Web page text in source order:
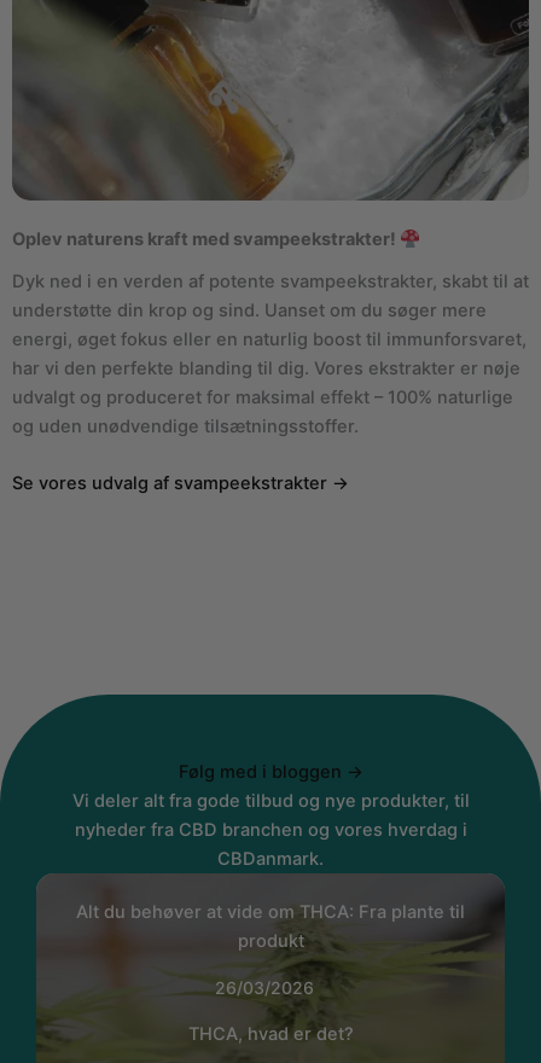
Oplev naturens kraft med svampeekstrakter!
Dyk ned i en verden af potente svampeekstrakter, skabt til at
understøtte din krop og sind. Uanset om du søger mere
energi, øget fokus eller en naturlig boost til immunforsvaret,
har vi den perfekte blanding til dig. Vores ekstrakter er nøje
udvalgt og produceret for maksimal effekt – 100% naturlige
og uden unødvendige tilsætningsstoffer.
Se vores udvalg af svampeekstrakter →
Følg med i bloggen →
Vi deler alt fra gode tilbud og nye produkter, til
nyheder fra CBD branchen og vores hverdag i
CBDanmark.
Alt du behøver at vide om THCA: Fra plante til
produkt
26/03/2026
THCA, hvad er det?